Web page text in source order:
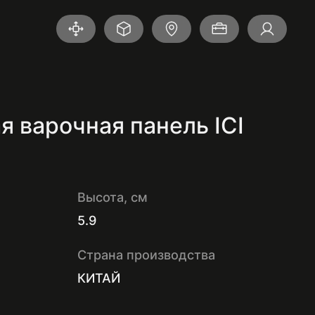
3D-туры Онлайн-сервисы
Где купитьПортфолио
варочная панель ICI
Высота, см
5.9
Страна производства
КИТАЙ